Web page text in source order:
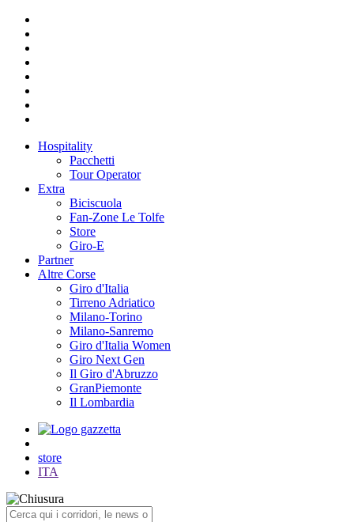
Hospitality
Pacchetti
Tour Operator
Extra
Biciscuola
Fan-Zone Le Tolfe
Store
Giro-E
Partner
Altre Corse
Giro d'Italia
Tirreno Adriatico
Milano-Torino
Milano-Sanremo
Giro d'Italia Women
Giro Next Gen
Il Giro d'Abruzzo
GranPiemonte
Il Lombardia
store
ITA